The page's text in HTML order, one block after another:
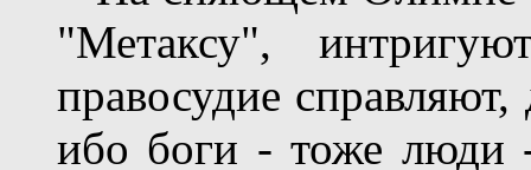
"Метаксу",
правосудие
ибо боги - тоже люди